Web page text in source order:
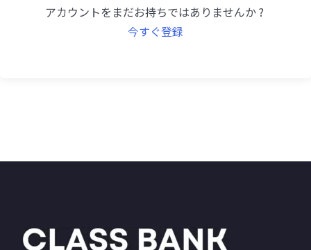
アカウントをまだお持ちではありませんか ?
今すぐ登録